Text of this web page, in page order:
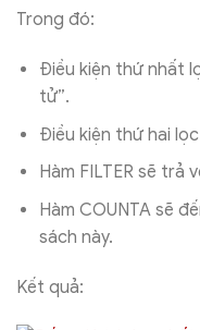
Trong đó:
Điều kiện thứ nhất
tử”.
Điều kiện thứ hai
Hàm FILTER sẽ trả
Hàm COUNTA sẽ
sách này.
Kết quả: